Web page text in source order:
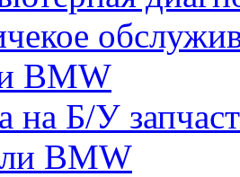
BMW
на Б/У
BMW